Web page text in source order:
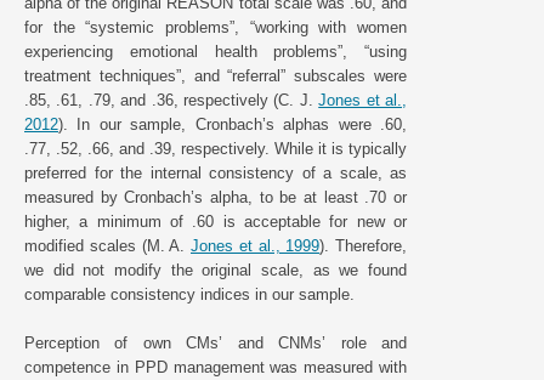
for the “systemic problems”, “working with women
experiencing emotional health problems”, “using
treatment techniques”, and “referral” subscales were
.85, .61, .79, and .36, respectively (C. J.Jones et al.,
2012). In our sample, Cronbach’s alphas were .60,
.77, .52, .66, and .39, respectively. While it is typically
preferred for the internal consistency of a scale, as
measured by Cronbach’s alpha, to be at least .70 or
higher, a minimum of .60 is acceptable for new or
modified scales (M. A. Jones et al., 1999). Therefore,
we did not modify the original scale, as we found
comparable consistency indices in our sample.
Perception of own CMs’ and CNMs’ role and
competence in PPD management was measured with